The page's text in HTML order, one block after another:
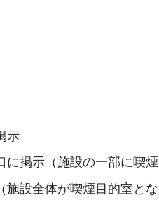
示
掲示（施設の一部に喫煙
設全体が喫煙目的室とな